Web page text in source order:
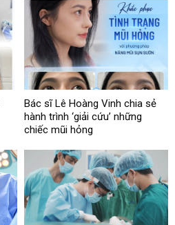
Bác sĩ Lê Hoàng Vinh chia sẻ
hành trình ‘giải cứu’ những
chiếc mũi hỏng